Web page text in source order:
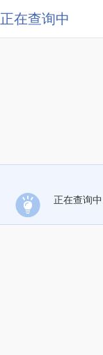
正在查询中
正在查询